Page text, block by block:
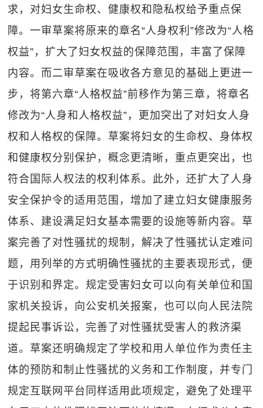
求，对妇女生命权、健康权和隐私权给予重点保
障。一审草案将原来的章名“人身权利”修改为“人格
权益”，扩大了妇女权益的保障范围，丰富了保障
内容。而二审草案在吸收各方意见的基础上更进一
步，将第六章“人格权益”前移作为第三章，将章名
修改为“人身和人格权益”，更加突出了对妇女人身
权和人格权的保障。草案将妇女的生命权、身体权
和健康权分别保护，概念更清晰，重点更突出，也
符合国际人权法的权利体系。此外，还扩大了人身
安全保护令的适用范围，增加了建立妇女健康服务
体系、建设满足妇女基本需要的设施等新内容。草
案完善了对性骚扰的规制，解决了性骚扰认定难问
题，用列举的方式明确性骚扰的主要表现形式，便
于识别和界定。规定受害妇女可以向有关单位和国
家机关投诉，向公安机关报案，也可以向人民法院
提起民事诉讼，完善了对性骚扰受害人的救济渠
道。草案还明确规定了学校和用人单位作为责任主
体的预防和制止性骚扰的义务和工作制度，并专门
规定互联网平台同样适用此项规定，避免了处理平